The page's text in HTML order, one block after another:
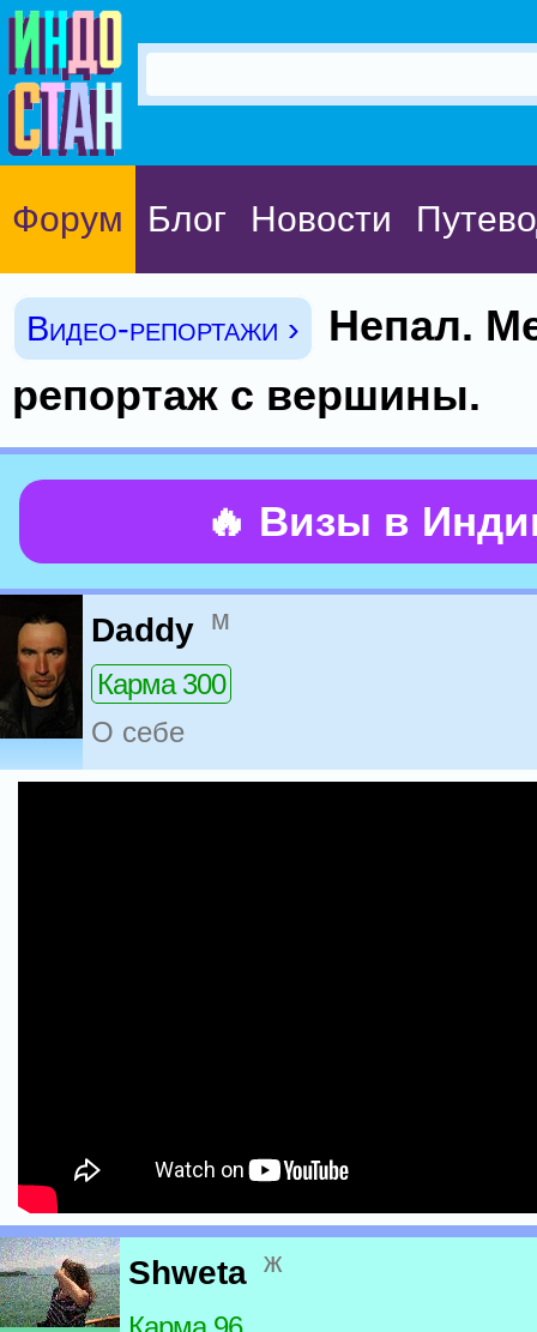
Форум Блог Новости
Видео-репортажи ›
Непал.
репортаж с вершины.
🔥 Визы в
Daddy м
Карма 300
О себе
Shweta ж